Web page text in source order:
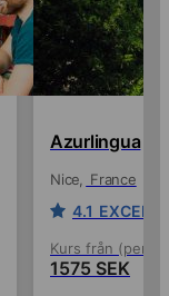
Azurlingua
Nice France
4.1
Kurs från (per
1575 SEK